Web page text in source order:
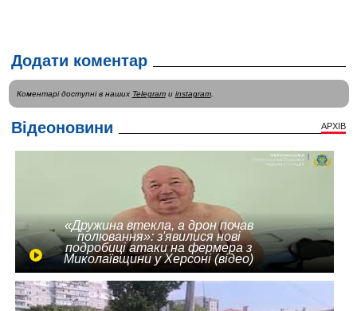
Додати коментар
Коментарі доступні в наших Telegramи instagram.
Відеоновини АРХІВ
«Дружина втекла, а дрон почав
полювання»: з'явилися нові
подробиці атаки на фермера з
Миколаївщини у Херсоні (відео)